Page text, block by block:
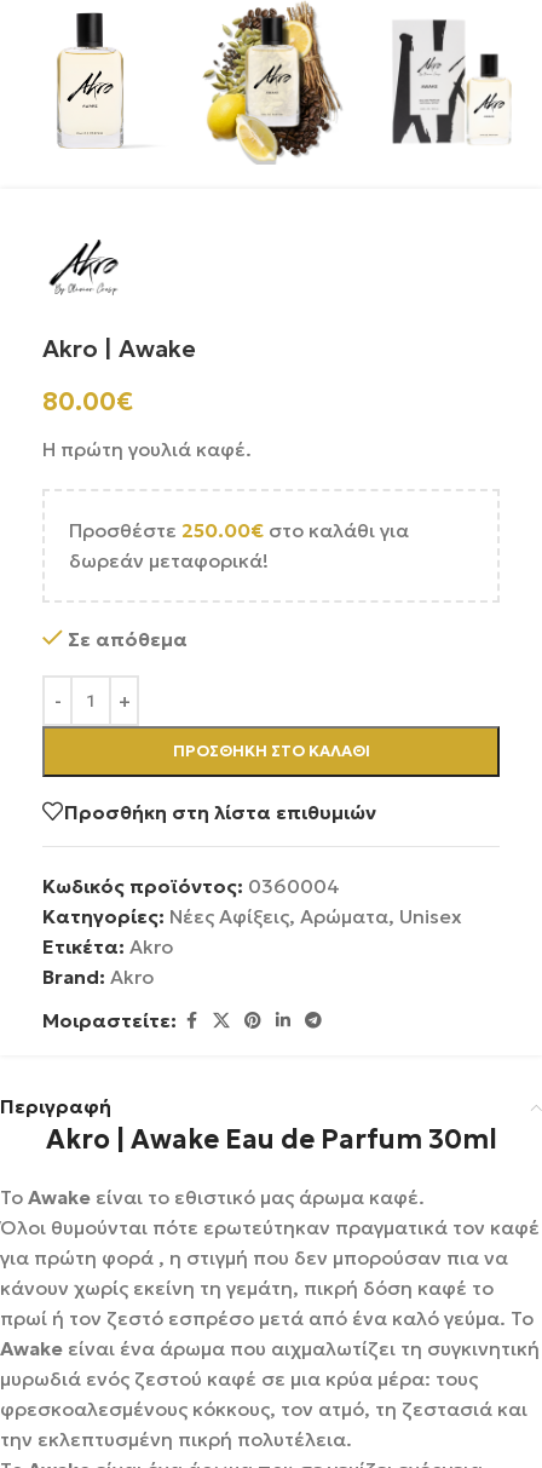
Akro | Awake
80.00€
Η πρώτη γουλιά καφέ.
Προσθέστε 250.00€ στο καλάθι για
δωρεάν μεταφορικά!
Σε απόθεμα
ΠΡΟΣΘΉΚΗ ΣΤΟ ΚΑΛΆΘΙ
Προσθήκη στη λίστα επιθυμιών
Κωδικός προϊόντος: 0360004
Κατηγορίες: Νέες Αφίξεις, Αρώματα, Unisex
Ετικέτα: Akro
Brand: Akro
Μοιραστείτε:
Περιγραφή
Akro | Awake Eau de Parfum 30ml
Το Awake είναι το εθιστικό μας άρωμα καφέ.
Όλοι θυμούνται πότε ερωτεύτηκαν πραγματικά τον καφέ
για πρώτη φορά , η στιγμή που δεν μπορούσαν πια να
κάνουν χωρίς εκείνη τη γεμάτη, πικρή δόση καφέ το
πρωί ή τον ζεστό εσπρέσο μετά από ένα καλό γεύμα. Το
Awake είναι ένα άρωμα που αιχμαλωτίζει τη συγκινητική
μυρωδιά ενός ζεστού καφέ σε μια κρύα μέρα: τους
φρεσκοαλεσμένους κόκκους, τον ατμό, τη ζεστασιά και
την εκλεπτυσμένη πικρή πολυτέλεια.